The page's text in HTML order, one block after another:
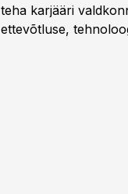
teha karjääri
ettevõtluse,